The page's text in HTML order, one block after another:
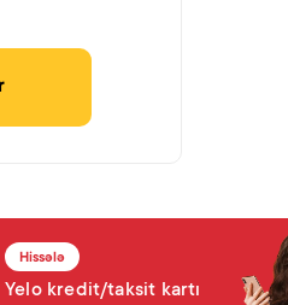
Hissələ
Yelo kredit/taksit kartı